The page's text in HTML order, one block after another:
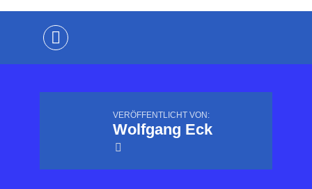
VERÖFFENTLICHT VON:
Wolfgang Eck